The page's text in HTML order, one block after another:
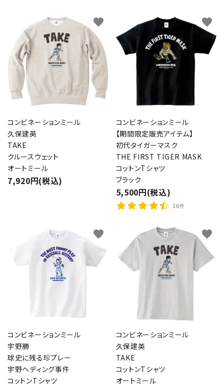
コンビネーションミール
久保建英
TAKE
クルースウェット
オートミール
7,920円(税込)
favorite
コンビネーションミール
【期間限定販売アイテム】
初代タイガーマスク
THE FIRST TIGER MASK
コットンTシャツ
ブラック
5,500円(税込)
16件
favorite
コンビネーションミール
宇野勝
球史に残る珍プレー
宇野ヘディング事件
コットンTシャツ
favorite
コンビネーションミール
久保建英
TAKE
コットンTシャツ
オートミール
favorite